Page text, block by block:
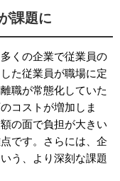
課題に
くの企業で従業員の
た従業員が職場に定
職が常態化していた
コストが増加しま
の面で負担が大きい
です。さらには、企
う、より深刻な課題